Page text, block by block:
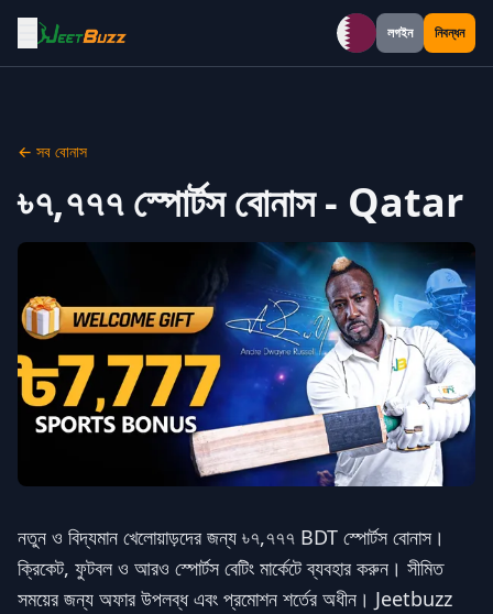
Qatar
লগইন নিবন্ধন
← সব বোনাস
৳৭,৭৭৭ স্পোর্টস বোনাস - Qatar
নতুন ও বিদ্যমান খেলোয়াড়দের জন্য ৳৭,৭৭৭ BDT স্পোর্টস বোনাস।
ক্রিকেট, ফুটবল ও আরও স্পোর্টস বেটিং মার্কেটে ব্যবহার করুন। সীমিত
সময়ের জন্য অফার উপলব্ধ এবং প্রমোশন শর্তের অধীন। Jeetbuzz